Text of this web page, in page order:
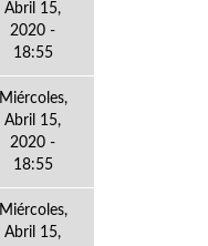
Abril 15,
2020 -
18:55
Miércoles,
Abril 15,
2020 -
18:55
Miércoles,
Abril 15,